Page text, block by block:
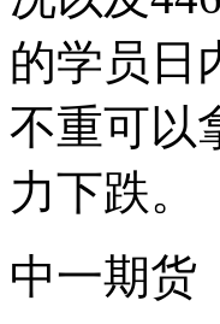
的学员日
不重可以
力下跌。
中一期货